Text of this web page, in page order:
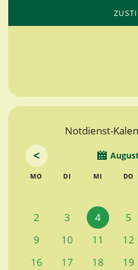
Notdienst-
<
MO DI MI DO
2
3 4 5
9
10 11 12
16
17 18 19